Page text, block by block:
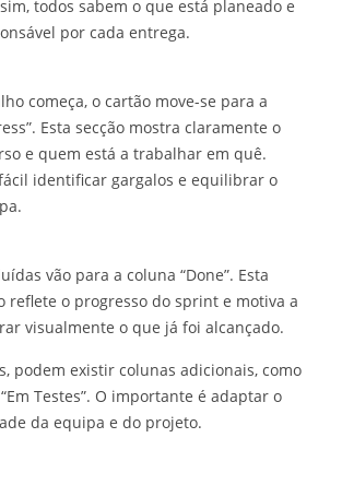
todos sabem o que está planeado e
por cada entrega.
começa, o cartão move-se para a
Esta secção mostra claramente o
e quem está a trabalhar em quê.
identificar gargalos e equilibrar o
vão para a coluna “Done”. Esta
reflete o progresso do sprint e motiva a
visualmente o que já foi alcançado.
podem existir colunas adicionais, como
“Em Testes”. O importante é adaptar o
da equipa e do projeto.